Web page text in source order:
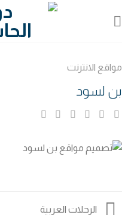
مواقع الانترنت
بن لسود
الرحلات العربية